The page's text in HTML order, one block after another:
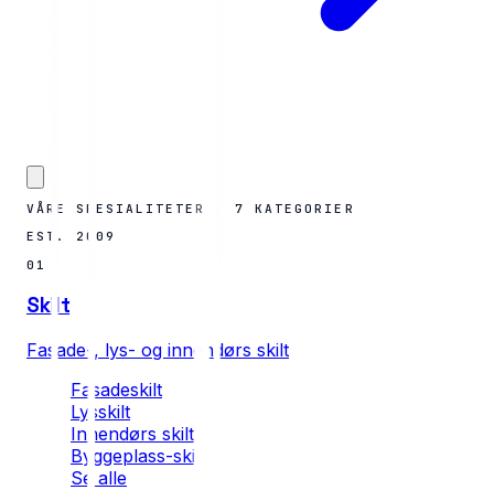
VÅRE SPESIALITETER · 7 KATEGORIER
EST. 2009
01
Skilt
Fasade-, lys- og innendørs skilt
Fasadeskilt
Lysskilt
Innendørs skilt
Byggeplass-skilt
Se alle